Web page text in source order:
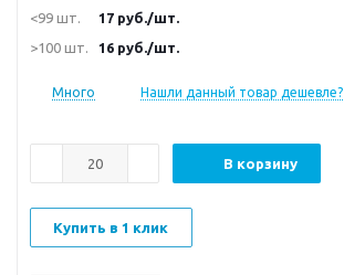
<99 шт. 17 руб./шт.
>100 шт.
16 руб./шт.
Много Нашли данный товар дешевле?
В корзину
Купить в 1 клик